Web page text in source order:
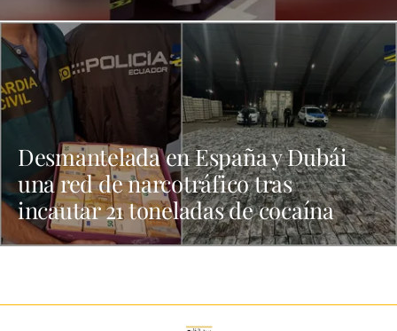
Desmantelada en España y Dubái
una red de narcotráfico tras
incautar 21 toneladas de cocaína